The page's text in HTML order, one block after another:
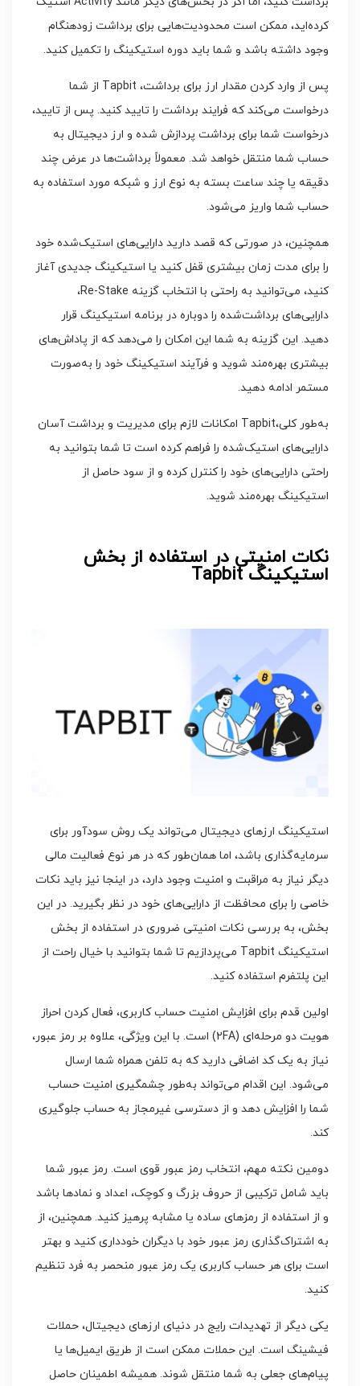
کرده‌اید، ممکن است محدودیت‌هایی برای برداشت زودهنگام
وجود داشته باشد و شما باید دوره استیکینگ را تکمیل کنید.
پس از وارد کردن مقدار ارز برای برداشت، Tapbit از شما
درخواست می‌کند که فرایند برداشت را تایید کنید. پس از تایید،
درخواست شما برای برداشت پردازش شده و ارز دیجیتال به
حساب شما منتقل خواهد شد. معمولاً برداشت‌ها در عرض چند
دقیقه یا چند ساعت بسته به نوع ارز و شبکه مورد استفاده به
حساب شما واریز می‌شود.
همچنین، در صورتی که قصد دارید دارایی‌های استیک‌شده خود
را برای مدت زمان بیشتری قفل کنید یا استیکینگ جدیدی آغاز
کنید، می‌توانید به راحتی با انتخاب گزینه Re-Stake،
دارایی‌های برداشت‌شده را دوباره در برنامه استیکینگ قرار
دهید. این گزینه به شما این امکان را می‌دهد که از پاداش‌های
بیشتری بهره‌مند شوید و فرآیند استیکینگ خود را به‌صورت
مستمر ادامه دهید.
به‌طور کلی،Tapbit امکانات لازم برای مدیریت و برداشت آسان
دارایی‌های استیک‌شده را فراهم کرده است تا شما بتوانید به
راحتی دارایی‌های خود را کنترل کرده و از سود حاصل از
استیکینگ بهره‌مند شوید.
نکات امنیتی در استفاده از بخش
استیکینگ Tapbit
استیکینگ ارزهای دیجیتال می‌تواند یک روش سودآور برای
سرمایه‌گذاری باشد، اما همان‌طور که در هر نوع فعالیت مالی
دیگر نیاز به مراقبت و امنیت وجود دارد، در اینجا نیز باید نکات
خاصی را برای محافظت از دارایی‌های خود در نظر بگیرید. در این
بخش، به بررسی نکات امنیتی ضروری در استفاده از بخش
استیکینگ Tapbit می‌پردازیم تا شما بتوانید با خیال راحت از
این پلتفرم استفاده کنید.
اولین قدم برای افزایش امنیت حساب کاربری، فعال کردن احراز
هویت دو مرحله‌ای (2FA) است. با این ویژگی، علاوه بر رمز عبور،
نیاز به یک کد اضافی دارید که به تلفن همراه شما ارسال
می‌شود. این اقدام می‌تواند به‌طور چشمگیری امنیت حساب
شما را افزایش دهد و از دسترسی غیرمجاز به حساب جلوگیری
کند.
دومین نکته مهم، انتخاب رمز عبور قوی است. رمز عبور شما
باید شامل ترکیبی از حروف بزرگ و کوچک، اعداد و نمادها باشد
و از استفاده از رمزهای ساده یا مشابه پرهیز کنید. همچنین، از
به اشتراک‌گذاری رمز عبور خود با دیگران خودداری کنید و بهتر
است برای هر حساب کاربری یک رمز عبور منحصر به فرد تنظیم
کنید.
یکی دیگر از تهدیدات رایج در دنیای ارزهای دیجیتال، حملات
فیشینگ است. این حملات ممکن است از طریق ایمیل‌ها یا
پیام‌های جعلی به شما منتقل شوند. همیشه اطمینان حاصل